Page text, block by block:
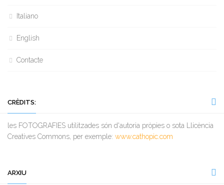
Italiano
English
Contacte
CRÈDITS:
les FOTOGRAFIES utilitzades són d'autoria pròpies o sota Llicència
Creatives Commons, per exemple: www.cathopic.com
ARXIU